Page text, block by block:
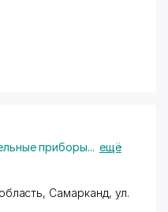
приборы... ещё
Самарканд, ул.